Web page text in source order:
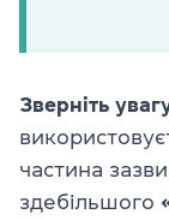
Зверніть
частина
здебільшого